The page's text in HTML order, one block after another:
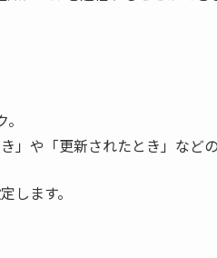
」や「更新されたとき」など
します。